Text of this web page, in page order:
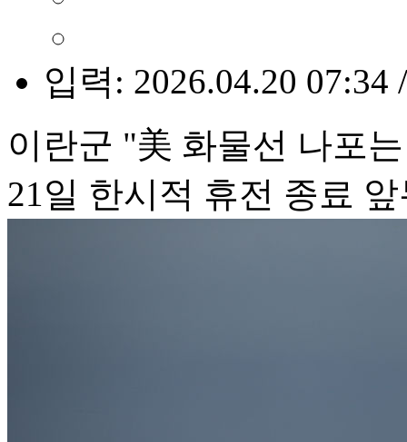
입력: 2026.04.20 07:34
이란군 "美 화물선 나포
21일 한시적 휴전 종료